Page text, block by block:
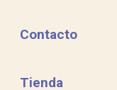
Contacto
Tienda